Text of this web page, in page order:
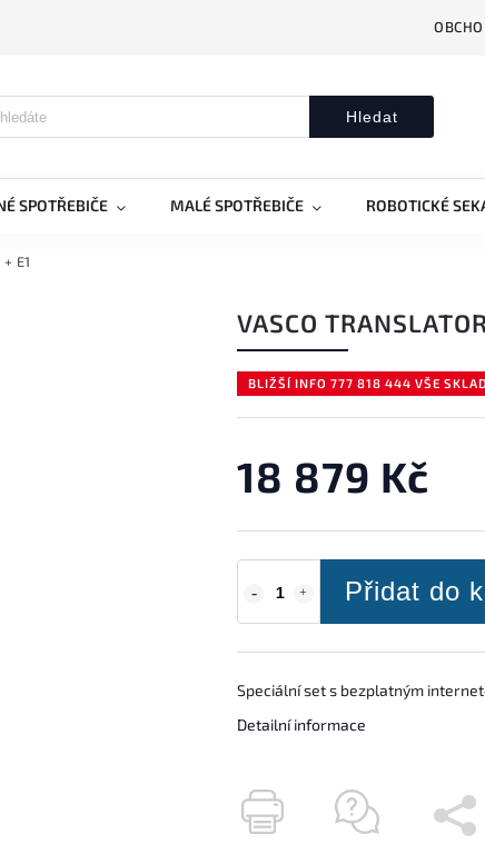
Hledat
SPOTŘEBIČE MALÉ SPOTŘEBIČE ROBOTICKÉ
E1
VASCO
BLIŽŠÍ INFO 777 818 444 VŠE
18 879 Kč
Přidat do
Speciální set s bezplatným
Detailní informace